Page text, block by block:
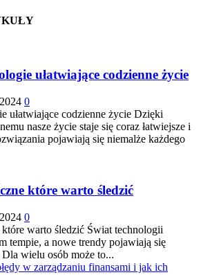
ułatwiające codzienne życie
0
ułatwiające codzienne życie Dzięki
nasze życie staje się coraz łatwiejsze i
pojawiają się niemalże każdego
które warto śledzić
0
warto śledzić Świat technologii
tempie, a nowe trendy pojawiają się
wielu osób może to...